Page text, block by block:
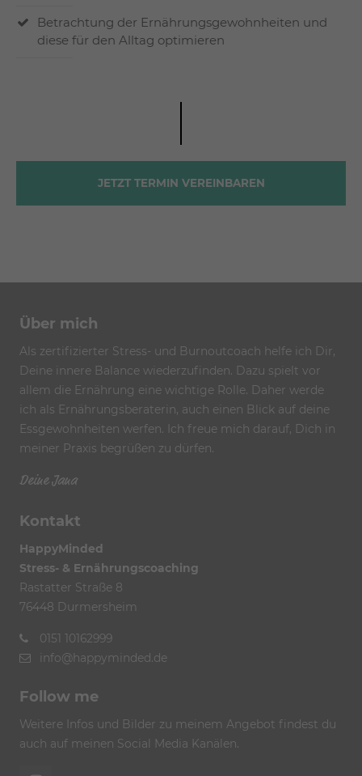
Betrachtung der Ernährungsgewohnheiten und
diese für den Alltag optimieren
JETZT TERMIN VEREINBAREN
Über mich
Als zertifizierter Stress- und Burnoutcoach helfe ich Dir,
Deine innere Balance wiederzufinden. Dazu spielt vor
allem die Ernährung eine wichtige Rolle. Daher werde
ich als Ernährungsberaterin, auch einen Blick auf deine
Essgewohnheiten werfen. Ich freue mich darauf, Dich in
meiner Praxis begrüßen zu dürfen.
Deine Jana
Kontakt
HappyMinded
Stress- & Ernährungscoaching
Rastatter Straße 8
76448 Durmersheim
0151 10162999
info@happyminded.de
Follow me
Weitere Infos und Bilder zu meinem Angebot findest du
auch auf meinen Social Media Kanälen.